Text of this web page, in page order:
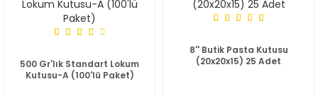
500 Gr'lık Standart Lokum
Kutusu-A (100'lü Paket)
8'' Butik Pasta Kutusu
(20x20x15) 25 Adet